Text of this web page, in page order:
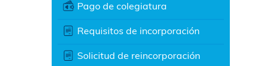
Pago de colegiatura
Requisitos de incorporación
Solicitud de reincorporación